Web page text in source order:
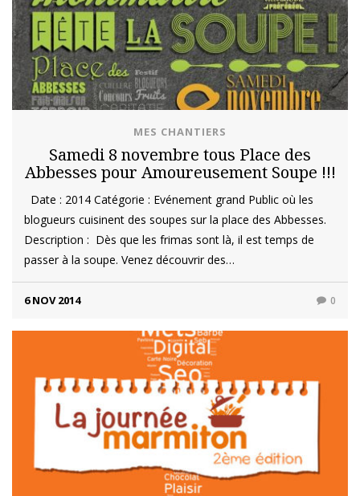
MES CHANTIERS
Samedi 8 novembre tous Place des
Abbesses pour Amoureusement Soupe !!!
Date : 2014 Catégorie : Evénement grand Public où les
blogueurs cuisinent des soupes sur la place des Abbesses.
Description : Dès que les frimas sont là, il est temps de
passer à la soupe. Venez découvrir des…
6 NOV 2014 0